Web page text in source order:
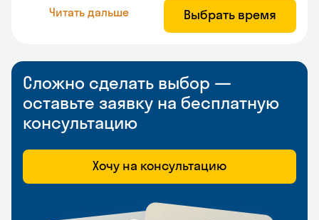
Читать дальше Выбрать время
Сложно сделать выбор —
оставьте заявку на бесплатную
консультацию
Хочу на консультацию